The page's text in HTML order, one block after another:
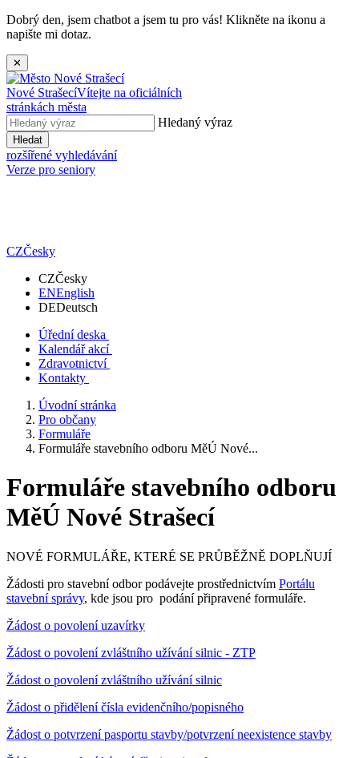
Dobrý den, jsem chatbot a jsem tu pro vás! Klikněte na ikonu a
napište mi dotaz.
✕
Nové StrašecíVítejte na oficiálních
stránkách města
Hledaný výraz
Hledat
rozšířené vyhledávání
Verze pro seniory
CZČesky
CZČesky
ENEnglish
DEDeutsch
Úřední deska
Kalendář akcí
Zdravotnictví
Kontakty
Úvodní stránka
Pro občany
Formuláře
Formuláře stavebního odboru MěÚ Nové...
Formuláře stavebního odboru
MěÚ Nové Strašecí
NOVÉ FORMULÁŘE, KTERÉ SE PRŮBĚŽNĚ DOPLŇUJÍ
Žádosti pro stavební odbor podávejte prostřednictvím Portálu
stavební správy, kde jsou pro podání připravené formuláře.
Žádost o povolení uzavírky
Žádost o povolení zvláštního užívání silnic - ZTP
Žádost o povolení zvláštního užívání silnic
Žádost o přidělení čísla evidenčního/popisného
Žádost o potvrzení pasportu stavby/potvrzení neexistence stavby